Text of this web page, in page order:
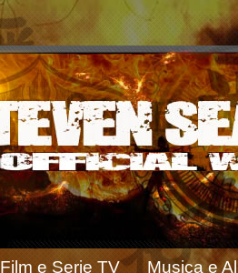
Film e Serie TV
Musica e